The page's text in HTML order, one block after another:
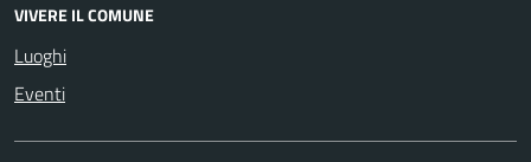
VIVERE IL COMUNE
Luoghi
Eventi